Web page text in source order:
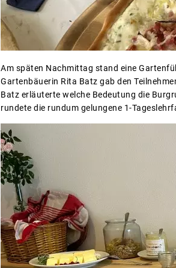
Am späten Nachmittag stand eine
Gartenbäuerin Rita Batz gab den
Batz erläuterte welche Bedeutung die
rundete die rundum gelungene 1-